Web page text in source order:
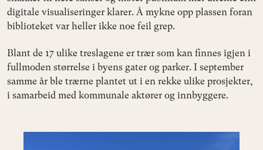
digitale visualiseringer klarer. Å mykne opp plassen foran
biblioteket var heller ikke noe feil grep.
Blant de 17 ulike treslagene er trær som kan finnes igjen i
fullmoden størrelse i byens gater og parker. I september
samme år ble trærne plantet ut i en rekke ulike prosjekter,
i samarbeid med kommunale aktører og innbyggere.